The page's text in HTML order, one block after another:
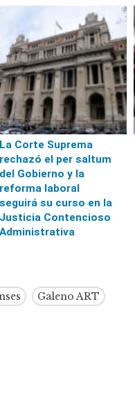
La Corte Suprema
rechazó el per saltum
del Gobierno y la
reforma laboral
seguirá su curso en la
Justicia Contencioso
Administrativa
Galeno ART